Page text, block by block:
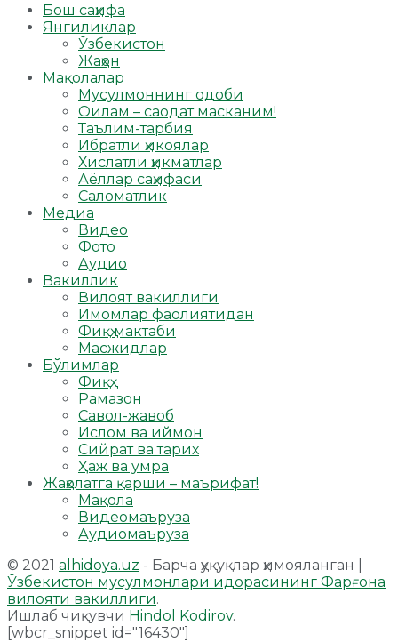
Бош саҳифа
Янгиликлар
Ўзбекистон
Жаҳон
Мақолалар
Мусулмоннинг одоби
Оилам – саодат масканим!
Таълим-тарбия
Ибратли ҳикоялар
Хислатли ҳикматлар
Аёллар саҳифаси
Саломатлик
Медиа
Видео
Фото
Аудио
Вакиллик
Вилоят вакиллиги
Имомлар фаолиятидан
Фиқҳ мактаби
Масжидлар
Бўлимлар
Фиқҳ
Рамазон
Савол-жавоб
Ислом ва иймон
Сийрат ва тарих
Ҳаж ва умра
Жаҳолатга қарши – маърифат!
Мақола
Видеомаъруза
Аудиомаъруза
© 2021 alhidoya.uz - Барча ҳуқуқлар ҳимояланган |
Ўзбекистон мусулмонлари идорасининг Фарғона
вилояти вакиллиги.
Ишлаб чиқувчи Hindol Kodirov.
[wbcr_snippet id="16430"]